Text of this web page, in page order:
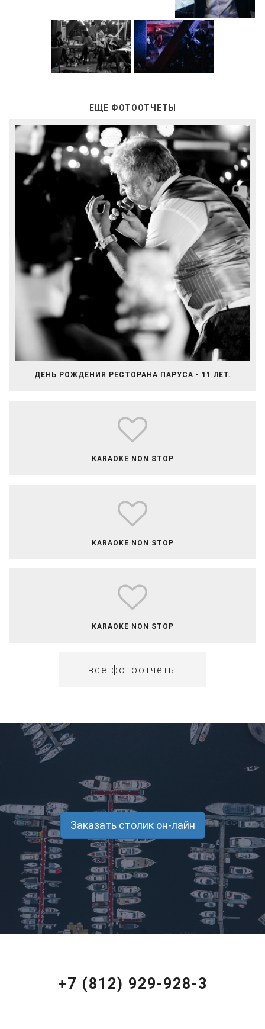
ЕЩЕ ФОТООТЧЕТЫ
ДЕНЬ РОЖДЕНИЯ РЕСТОРАНА ПАРУСА - 11 ЛЕТ.
​​​​​​​​KARAOKE NON STOP
​​​​​​​​​KARAOKE NON STOP
​​KARAOKE NON STOP
все фотоотчеты
Заказать столик он-лайн
+7 (812) 929-928-3